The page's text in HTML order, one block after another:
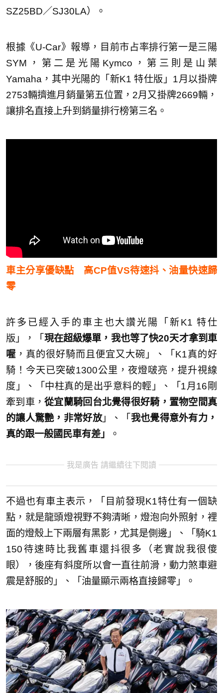
SZ25BD／SJ30LA）。
根據《U-Car》報導，目前市占率排行第一是三陽
SYM，第二是光陽Kymco，第三則是山葉
Yamaha，其中光陽的「新K1 特仕版」1月以掛牌
2753輛擠進月銷量第五位置，2月又掛牌2669輛，
讓排名直接上升到銷量排行榜第三名。
車主分享優缺點 高CP值VS待速抖、油量快速歸
零
許多已經入手的車主也大讚光陽「新K1 特仕
版」，「 現在超級爆單，我也等了快20天才拿到車
喔 ，真的很好騎而且便宜又大碗」、「K1真的好
騎！今天已突破1300公里，夜燈啵亮，提升視線
度」、「中柱真的是出乎意料的輕」、「1月16剛
牽到車，從宜蘭騎回台北覺得很好騎，置物空間真
的讓人驚艷，非常好放」、「 我也覺得意外有力，
真的跟一般國民車有差」
。
我是廣告 請繼續往下閱讀
不過也有車主表示，「目前發現K1特仕有一個缺
點，就是龍頭燈視野不夠清晰，燈泡向外照射，裡
面的燈殼上下兩層有黑影，尤其是側邊」、「騎K1
150待速時比我舊車還抖很多（老實說我很傻
眼），後座有斜度所以會一直往前滑，動力煞車避
震是舒服的」、「油量顯示兩格直接歸零」。